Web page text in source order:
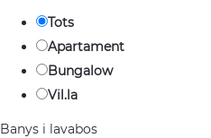
Tots
Apartament
Bungalow
Vil.la
Banys i lavabos